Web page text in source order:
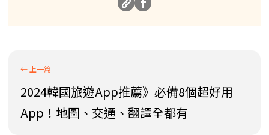
2024韓國旅遊App推薦》必備8個超好用
App！地圖、交通、翻譯全都有